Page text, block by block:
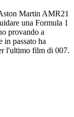
Martin AMR21
una Formula 1
provando a
in passato ha
l'ultimo film di 007.